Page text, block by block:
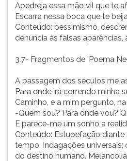
Apedreja essa mão vil que te
Escarra nessa boca que te
Conteúdo: pessimismo,
denúncia às falsas aparências,
3.7- Fragmentos de 'Poema
A passagem dos séculos me
Para onde irá correndo minha
Caminho, e a mim pergunto,
-Quem sou? Para onde vou?
E parece-me um sonho a
Conteúdo: Estupefação
tempo. Indagações
do destino humano. Melancolia